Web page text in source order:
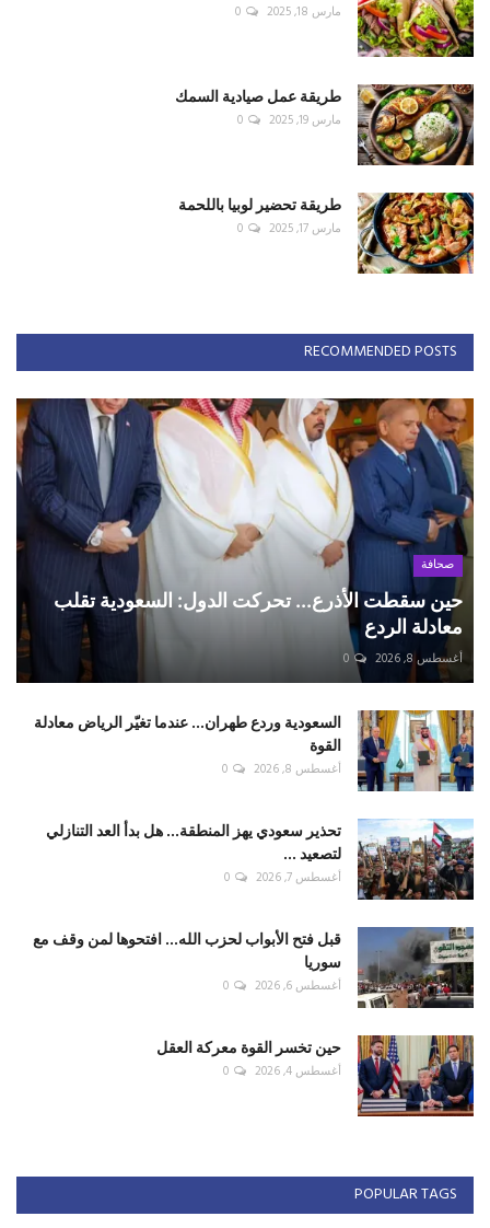
مارس 18, 2025 0
طريقة عمل صيادية السمك
مارس 19, 2025 0
طريقة تحضير لوبيا باللحمة
مارس 17, 2025 0
RECOMMENDED POSTS
صحافة
حين سقطت الأذرع... تحركت الدول: السعودية تقلب
معادلة الردع
أغسطس 8, 2026 0
السعودية وردع طهران... عندما تغيّر الرياض معادلة
القوة
أغسطس 8, 2026 0
تحذير سعودي يهز المنطقة... هل بدأ العد التنازلي
لتصعيد ...
أغسطس 7, 2026 0
قبل فتح الأبواب لحزب الله... افتحوها لمن وقف مع
سوريا
أغسطس 6, 2026 0
حين تخسر القوة معركة العقل
أغسطس 4, 2026 0
POPULAR TAGS